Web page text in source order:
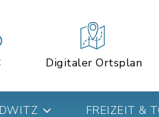
Digitaler Ortsplan
FREIZEIT &